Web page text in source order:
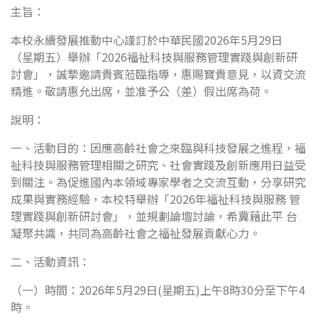
主旨：
本校永續發展推動中心謹訂於中華民國2026年5月29日
（星期五）舉辦「2026福祉科技與服務管理實踐與創新研
討會」，誠摯邀請貴賓蒞臨指導，惠賜寶貴意見，以資交流
精進。敬請惠允出席，並准予公（差）假出席為荷。
說明：
一、活動目的：因應高齡社會之來臨與科技發展之進程，福
祉科技與服務管理相關之研究、社會實踐及創新應用日益受
到關注。為促進國內本領域專家學者之交流互動，分享研究
成果與實務經驗，本校特舉辦「2026年福祉科技與服務 管
理實踐與創新研討會」，並規劃論壇討論，希冀藉此平 台
凝聚共識，共同為高齡社會之福祉發展貢獻心力。
二、活動資訊：
（一）時間：2026年5月29日(星期五)上午8時30分至下午4
時。